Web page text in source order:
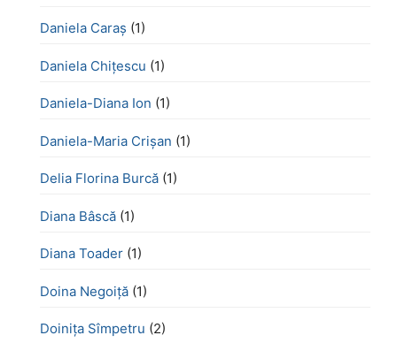
Daniela Caraș (1)
Daniela Chiţescu (1)
Daniela-Diana Ion (1)
Daniela-Maria Crișan (1)
Delia Florina Burcă (1)
Diana Bâscă (1)
Diana Toader (1)
Doina Negoiță (1)
Doinița Sîmpetru (2)